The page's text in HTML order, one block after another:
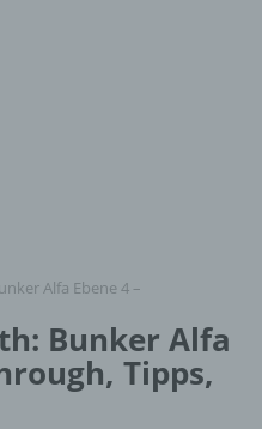
Alfa Ebene 4 –
Bunker Alfa
Tipps,